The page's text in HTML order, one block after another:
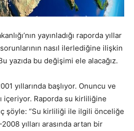
yayınladığı raporda yıllar
nasıl ilerlediğine ilişkin
yazıda bu değişimi ele alacağız.
yıllarında başlıyor. Onuncu ve
içeriyor. Raporda su kirliliğine
şöyle: “Su kirliliği ile ilgili önceliğe
2008 yılları arasında artan bir